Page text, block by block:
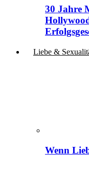
30 Jahre
Liebe &
Wenn